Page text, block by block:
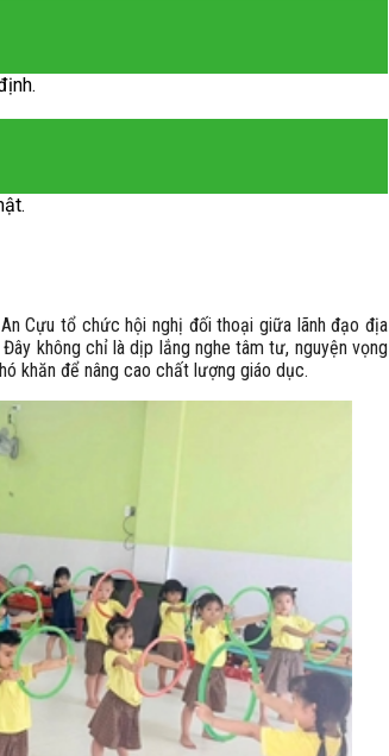
Cựu tổ chức hội nghị đối thoại giữa lãnh đạo địa
không chỉ là dịp lắng nghe tâm tư, nguyện vọng
khăn để nâng cao chất lượng giáo dục.